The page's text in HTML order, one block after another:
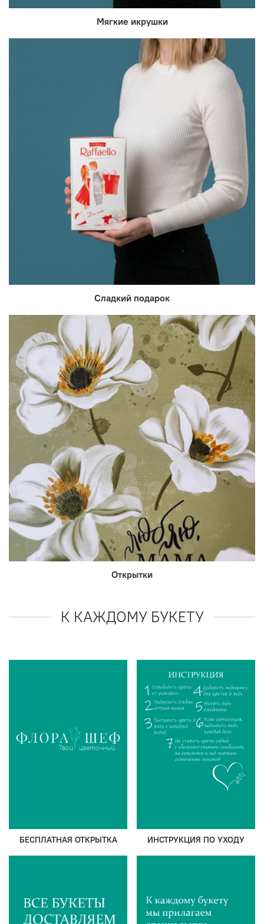
Мягкие икрушки
Сладкий подарок
Открытки
К КАЖДОМУ БУКЕТУ
БЕСПЛАТНАЯ ОТКРЫТКА ИНСТРУКЦИЯ ПО УХОДУ